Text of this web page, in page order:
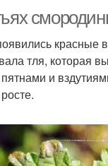
красные
тля, которая
и